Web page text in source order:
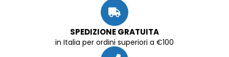
SPEDIZIONE GRATUITA
in Italia per ordini superiori a €100